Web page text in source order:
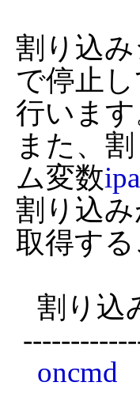
割り込み
で停止
行います
また、
ム変数
割り込
取得す
割り
oncmd